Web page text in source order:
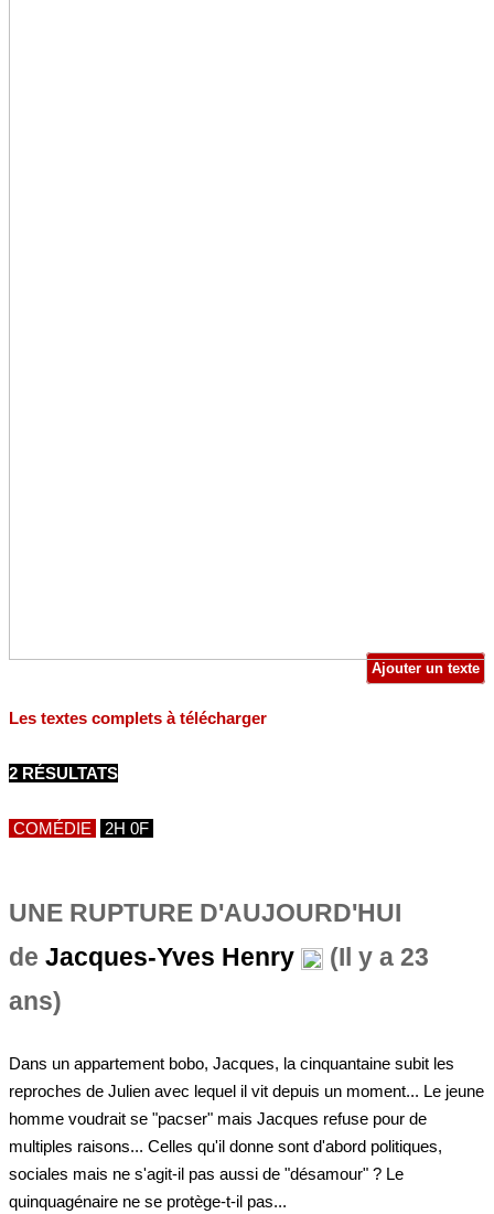
Ajouter un texte
Les textes complets à télécharger
2 RÉSULTATS
COMÉDIE 2H 0F
UNE RUPTURE D'AUJOURD'HUI
de Jacques-Yves Henry
(Il y a 23
ans)
Dans un appartement bobo, Jacques, la cinquantaine subit les
reproches de Julien avec lequel il vit depuis un moment... Le jeune
homme voudrait se "pacser" mais Jacques refuse pour de
multiples raisons... Celles qu'il donne sont d'abord politiques,
sociales mais ne s'agit-il pas aussi de "désamour" ? Le
quinquagénaire ne se protège-t-il pas...